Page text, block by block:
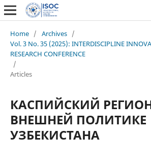
Home / Archives /
Vol. 3 No. 35 (2025): INTERDISCIPLINE
RESEARCH CONFERENCE
/
Articles
КАСПИЙСКИЙ
ВНЕШНЕЙ ПОЛИТИКЕ
УЗБЕКИСТАНА